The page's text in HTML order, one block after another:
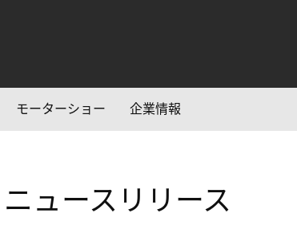
モーターショー 企業情報
ニュースリリース